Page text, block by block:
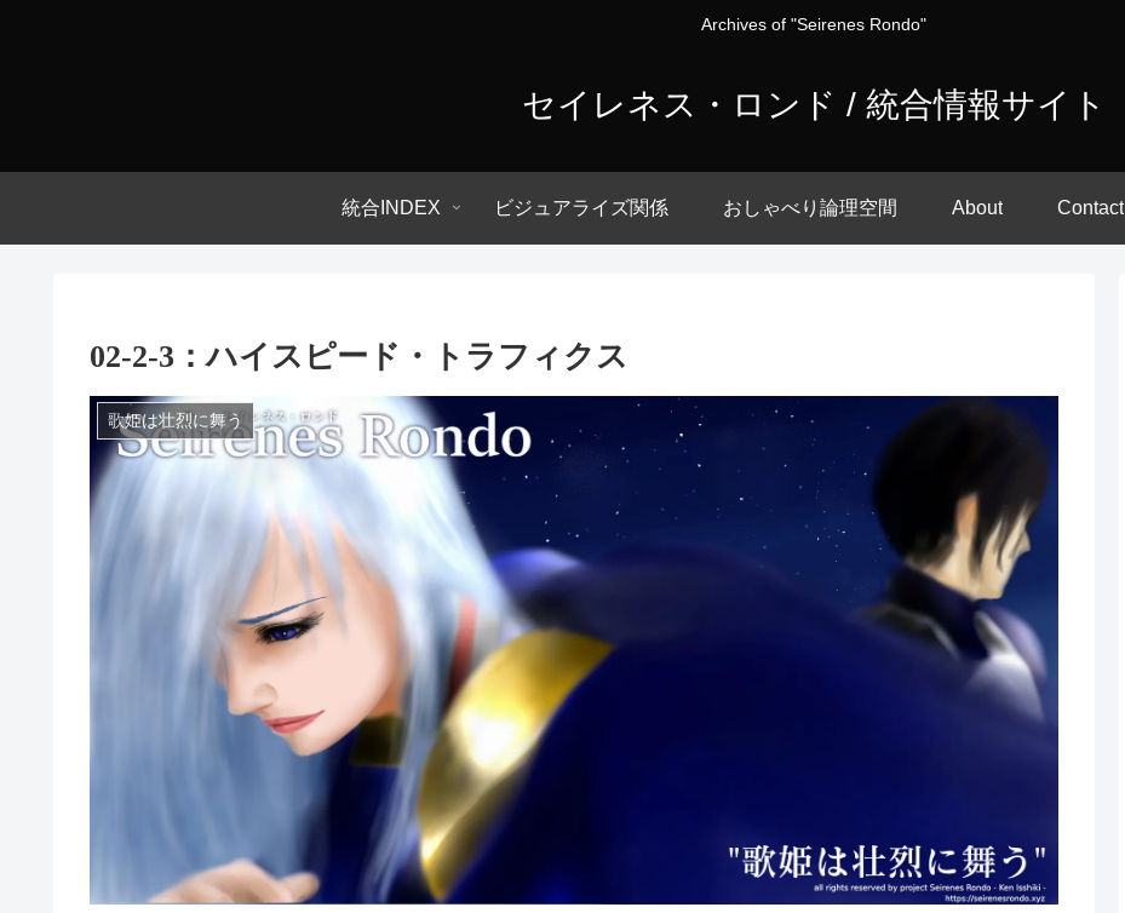
Archives of "Seirenes Rondo"
セイレネス・ロンド / 統合情報サイト
統合INDEX ビジュアライズ関係 おしゃべり論理空間 About Contact
02-2-3：ハイスピード・トラフィクス
歌姫は壮烈に舞う